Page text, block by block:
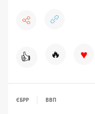
👍 🔥 ♥
ЄБРР ВВП